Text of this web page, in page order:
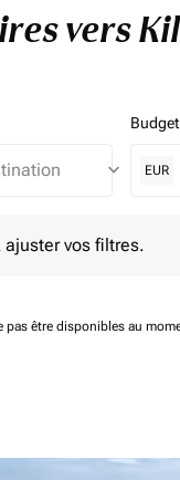
vers
keyboard_arrow_down
Budget
EUR
vos filtres.
être disponibles au